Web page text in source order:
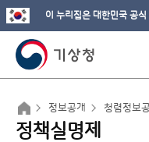
이 누리집은 대한민국 공
정보공개 청렴정보
정책실명제